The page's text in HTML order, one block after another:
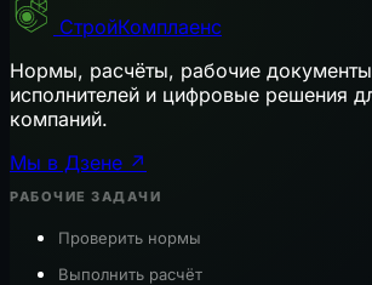
СтройКомплаенс
Нормы, расчёты, рабочие
исполнителей и цифровые решения
компаний.
Мы в Дзене ↗
РАБОЧИЕ ЗАДАЧИ
Проверить нормы
Выполнить расчёт